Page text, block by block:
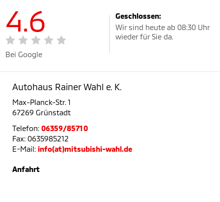
4.6
Bei Google
Geschlossen:
Wir sind heute ab 08:30 Uhr
wieder für Sie da.
Autohaus Rainer Wahl e. K.
Max-Planck-Str. 1
67269 Grünstadt
Telefon: 06359/85710
Fax: 0635985212
E-Mail: info(at)mitsubishi-wahl.de
Anfahrt